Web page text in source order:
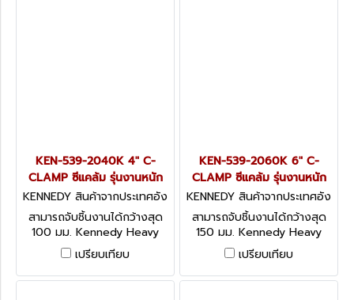
KEN-539-2040K 4" C-
CLAMP ซีแคล้ม รุ่นงานหนัก
KENNEDY สินค้าจากประเทศอัง
กฤษ KEN-539-2040K
สามารถจับชิ้นงานได้กว้างสุด
100 มม. Kennedy Heavy
Duty G-Clamps
เปรียบเทียบ
KEN-539-2060K 6" C-
CLAMP ซีแคล้ม รุ่นงานหนัก
KENNEDY สินค้าจากประเทศอัง
กฤษ KEN5392060K
สามารถจับชิ้นงานได้กว้างสุด
150 มม. Kennedy Heavy
Duty G-Clamps
เปรียบเทียบ